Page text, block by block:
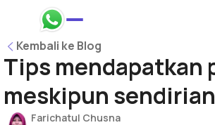
Kembali ke Blog
Kembali ke Blog
Tips mendapatkan
meskipun sendirian
Farichatul Chusna